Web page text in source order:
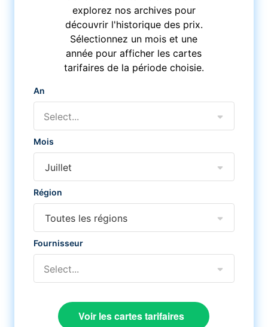
explorez nos archives pour
découvrir l'historique des prix.
Sélectionnez un mois et une
année pour afficher les cartes
tarifaires de la période choisie.
An
Select...
Mois
Juillet
Région
Toutes les régions
Fournisseur
Select...
Voir les cartes tarifaires